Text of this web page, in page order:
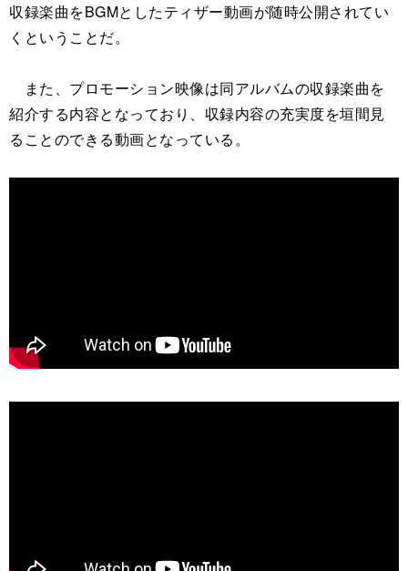
収録楽曲をBGMとしたティザー動画が随時公開されてい
くということだ。
また、プロモーション映像は同アルバムの収録楽曲を
紹介する内容となっており、収録内容の充実度を垣間見
ることのできる動画となっている。